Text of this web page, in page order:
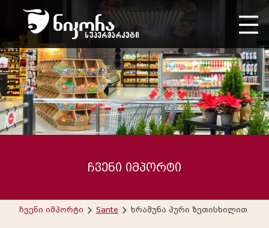
ჩვენი იმპორტი
ჩვენი იმპორტი Sante ხრამუნა პური ზეთისხილით